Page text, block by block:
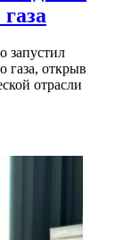
запустил
газа, открыв
отрасли